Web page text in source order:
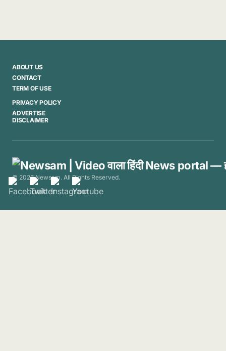
ABOUT US
CONTACT
TERM OF USE
PRIVACY POLICY
ADVERTISE
DISCLAIMER
© 2026 Newsam. All Rights Reserved.